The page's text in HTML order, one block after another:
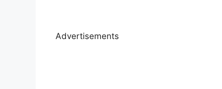
Advertisements